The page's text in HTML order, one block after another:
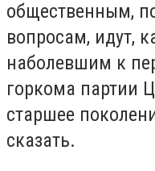
общественным,
вопросам, идут,
наболевшим к
горкома партии
старшее
сказать.